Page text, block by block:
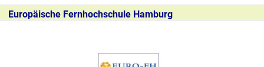
Europäische Fernhochschule Hamburg